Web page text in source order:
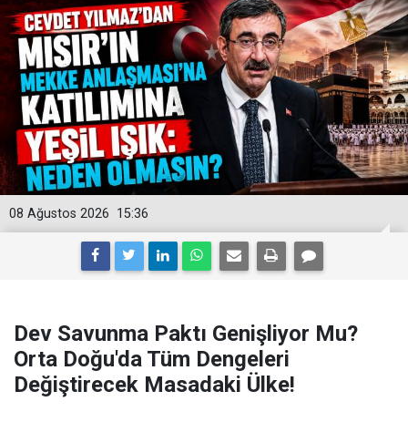
15:36
08 Ağustos 2026
Dev Savunma Paktı Genişliyor Mu?
Orta Doğu'da Tüm Dengeleri
Değiştirecek Masadaki Ülke!